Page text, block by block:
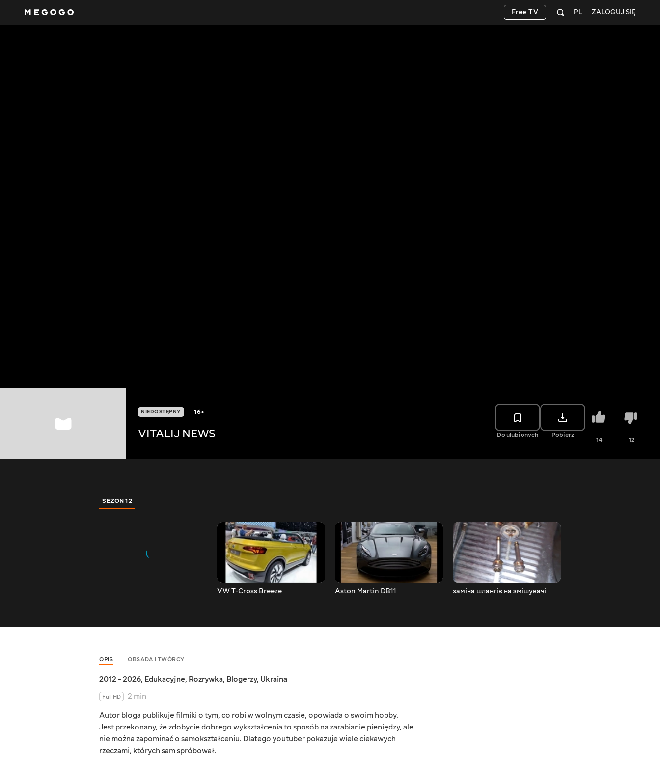
ZALOGUJ SIĘ
PL
Free TV
NIEDOSTĘPNY 16+
VITALIJ NEWS Do ulubionych Pobierz
14 12
SEZON 12
VW T-Cross Breeze Aston Martin DB11 заміна шлангів на змішувачі
OPIS OBSADA I TWÓRCY
2012 - 2026, Edukacyjne, Rozrywka, Blogerzy, Ukraina
Full HD
2 min
Autor bloga publikuje filmiki o tym, co robi w wolnym czasie, opowiada o swoim hobby.
Jest przekonany, że zdobycie dobrego wykształcenia to sposób na zarabianie pieniędzy, ale
nie można zapominać o samokształceniu. Dlatego youtuber pokazuje wiele ciekawych
rzeczami, których sam spróbował.